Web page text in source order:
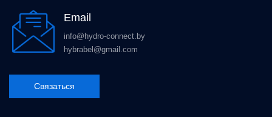
Email
info@hydro-connect.by
hybrabel@gmail.com
Связаться